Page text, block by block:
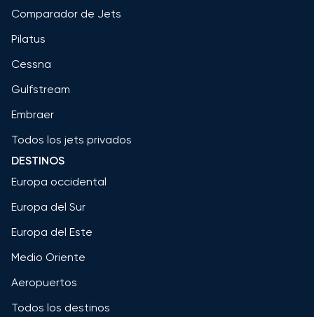
Comparador de Jets
Pilatus
Cessna
Gulfstream
Embraer
Todos los jets privados
DESTINOS
Europa occidental
Europa del Sur
Europa del Este
Medio Oriente
Aeropuertos
Todos los destinos